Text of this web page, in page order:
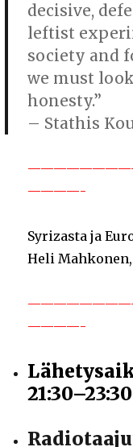
decisive,
leftist
society and
we must
honesty.”
– Stathis
————-
Syrizasta ja
Heli Mahkonen,
————-
21:30–23:30